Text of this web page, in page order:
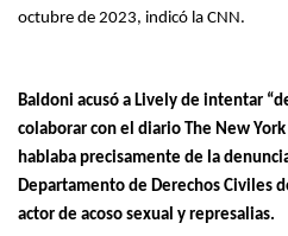
octubre de 2023, indicó la CNN.
Baldoni acusó a Lively de intentar
colaborar con el diario The New
hablaba precisamente de la
Departamento de Derechos Civiles
actor de acoso sexual y represalias.